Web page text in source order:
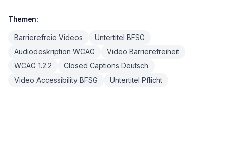
Themen:
Barrierefreie Videos
Untertitel BFSG
Audiodeskription WCAG
Video Barrierefreiheit
WCAG 1.2.2
Closed Captions Deutsch
Video Accessibility BFSG
Untertitel Pflicht